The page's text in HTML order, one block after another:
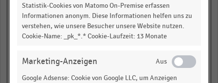
KMG Zumbrock
empty
empty
Statistik-Cookies von Matomo On-Premise erfassen
Informationen anonym. Diese Informationen helfen uns zu
verstehen, wie unsere Besucher unsere Website nutzen.
Cookie-Name: _pk_*.* Cookie-Laufzeit: 13 Monate
Marketing-Anzeigen
Google Adsense: Cookie von Google LLC, um Anzeigen